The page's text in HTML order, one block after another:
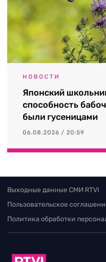
НОВОСТИ
Японский
способность
были гусеницами
06.08.2026 / 20:59
Выходные данные СМИ RTVI
Пользовательское
Политика обработки